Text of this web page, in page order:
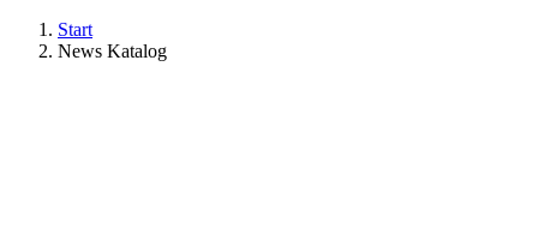
Start
News Katalog